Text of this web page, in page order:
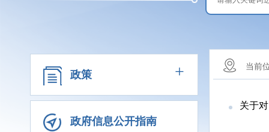
政策 +
政府信息公开指南
当前
关于对《